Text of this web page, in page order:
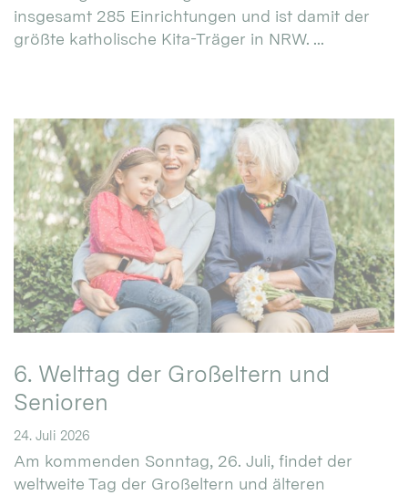
insgesamt 285 Einrichtungen und ist damit der
größte katholische Kita-Träger in NRW. ...
6. Welttag der Großeltern und
Senioren
24. Juli 2026
Am kommenden Sonntag, 26. Juli, findet der
weltweite Tag der Großeltern und älteren